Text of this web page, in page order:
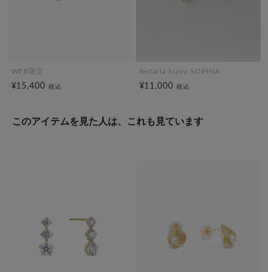
WEB限定
¥15,400税込
festaria bijou SOPHIA
¥11,000税込
このアイテムを見た人は、これも見ています